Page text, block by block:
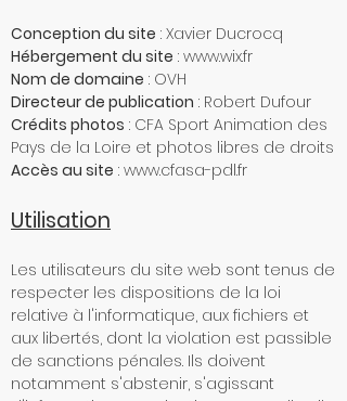
Conception du site : Xavier Ducrocq
Hébergement du site : www.wix.fr
Nom de domaine : OVH
Directeur de publication : Robert Dufour
Crédits photos : CFA Sport Animation des
Pays de la Loire et photos libres de droits
Accès au site : www.cfasa-pdl.fr
Utilisation
Les utilisateurs du site web sont tenus de
respecter les dispositions de la loi
relative à l'informatique, aux fichiers et
aux libertés, dont la violation est passible
de sanctions pénales. Ils doivent
notamment s'abstenir, s'agissant